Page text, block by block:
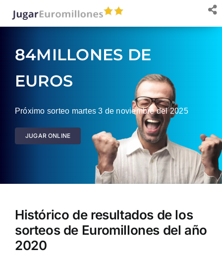
84MILLONES DE
EUROS
Próximo sorteo martes 3 de noviembre del 2025
JUGAR ONLINE
Histórico de resultados de los
sorteos de Euromillones del año
2020